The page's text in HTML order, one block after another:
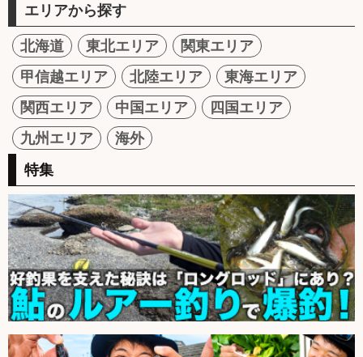
エリアから探す
北海道 東北エリア
関東エリア
甲信越エリア
北陸エリア
東海エリア
関西エリア
中国エリア
四国エリア
九州エリア
海外
特集